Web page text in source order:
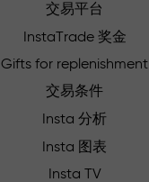
交易平台
InstaTrade 奖金
Gifts for replenishment
交易条件
Insta 分析
Insta 图表
Insta TV